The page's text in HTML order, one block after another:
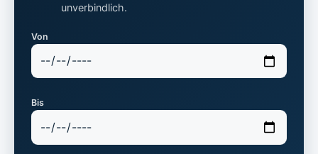
unverbindlich.
Von
Bis